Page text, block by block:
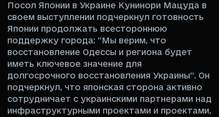
Посол Японии в Украине Кунинори Мацуда в
своем выступлении подчеркнул готовность
Японии продолжать всестороннюю
поддержку города: “Мы верим, что
восстановление Одессы и региона будет
иметь ключевое значение для
долгосрочного восстановления Украины”. Он
подчеркнул, что японская сторона активно
сотрудничает с украинскими партнерами над
инфраструктурными проектами и проектами,